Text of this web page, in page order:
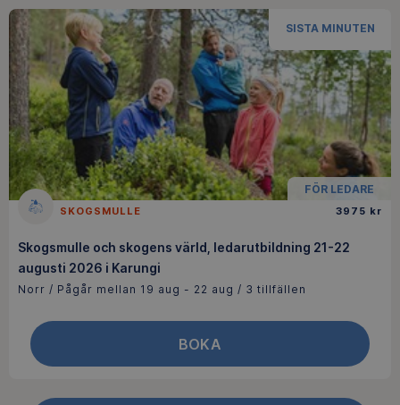
SISTA MINUTEN
FÖR LEDARE
SKOGSMULLE 3975 kr
Skogsmulle och skogens värld, ledarutbildning 21-22
augusti 2026 i Karungi
Norr / Pågår mellan 19 aug - 22 aug / 3 tillfällen
BOKA